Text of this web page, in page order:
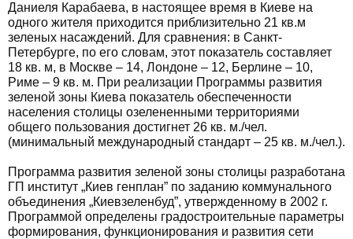
Даниеля Карабаева, в настоящее время в Киеве на
одного жителя приходится приблизительно 21 кв.м
зеленых насаждений. Для сравнения: в Санкт-
Петербурге, по его словам, этот показатель составляет
18 кв. м, в Москве – 14, Лондоне – 12, Берлине – 10,
Риме – 9 кв. м. При реализации Программы развития
зеленой зоны Киева показатель обеспеченности
населения столицы озелененными территориями
общего пользования достигнет 26 кв. м./чел.
(минимальный международный стандарт – 25 кв. м./чел.).
Программа развития зеленой зоны столицы разработана
ГП институт „Киев генплан” по заданию коммунального
объединения „Киевзеленбуд”, утвержденному в 2002 г.
Программой определены градостроительные параметры
формирования, функционирования и развития сети